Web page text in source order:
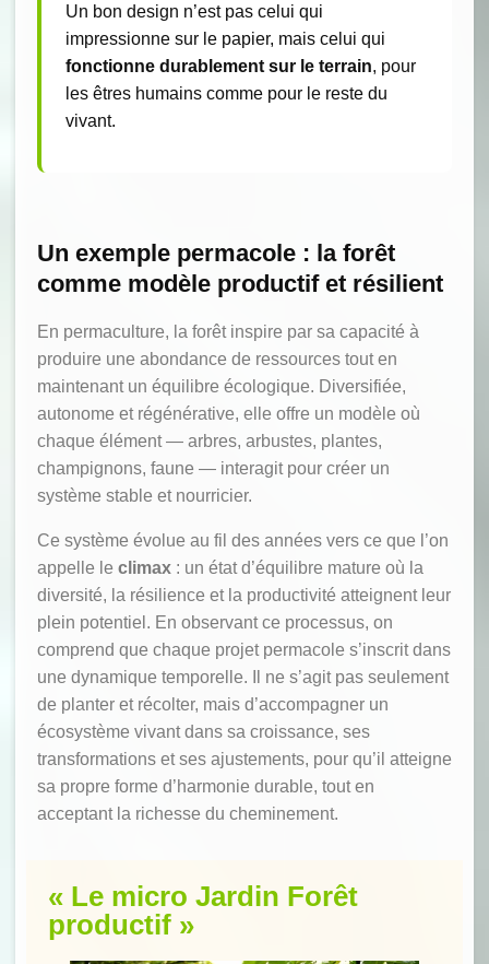
Un bon design n’est pas celui qui
impressionne sur le papier, mais celui qui
fonctionne durablement sur le terrain, pour
les êtres humains comme pour le reste du
vivant.
Un exemple permacole : la forêt
comme modèle productif et résilient
En permaculture, la forêt inspire par sa capacité à
produire une abondance de ressources tout en
maintenant un équilibre écologique. Diversifiée,
autonome et régénérative, elle offre un modèle où
chaque élément — arbres, arbustes, plantes,
champignons, faune — interagit pour créer un
système stable et nourricier.
Ce système évolue au fil des années vers ce que l’on
appelle le climax : un état d’équilibre mature où la
diversité, la résilience et la productivité atteignent leur
plein potentiel. En observant ce processus, on
comprend que chaque projet permacole s’inscrit dans
une dynamique temporelle. Il ne s’agit pas seulement
de planter et récolter, mais d’accompagner un
écosystème vivant dans sa croissance, ses
transformations et ses ajustements, pour qu’il atteigne
sa propre forme d’harmonie durable, tout en
acceptant la richesse du cheminement.
« Le micro Jardin Forêt
productif »